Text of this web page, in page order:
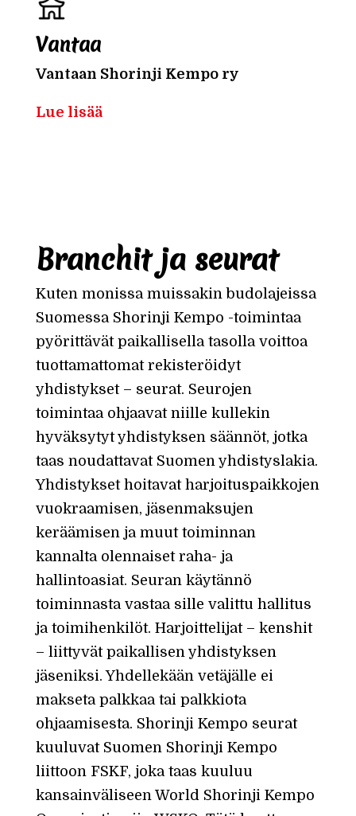
Vantaa
Vantaan Shorinji Kempo ry
Lue lisää
Branchit ja seurat
Kuten monissa muissakin budolajeissa
Suomessa Shorinji Kempo -toimintaa
pyörittävät paikallisella tasolla voittoa
tuottamattomat rekisteröidyt
yhdistykset – seurat. Seurojen
toimintaa ohjaavat niille kullekin
hyväksytyt yhdistyksen säännöt, jotka
taas noudattavat Suomen yhdistyslakia.
Yhdistykset hoitavat harjoituspaikkojen
vuokraamisen, jäsenmaksujen
keräämisen ja muut toiminnan
kannalta olennaiset raha- ja
hallintoasiat. Seuran käytännö
toiminnasta vastaa sille valittu hallitus
ja toimihenkilöt. Harjoittelijat – kenshit
– liittyvät paikallisen yhdistyksen
jäseniksi. Yhdellekään vetäjälle ei
makseta palkkaa tai palkkiota
ohjaamisesta. Shorinji Kempo seurat
kuuluvat Suomen Shorinji Kempo
liittoon FSKF, joka taas kuuluu
kansainväliseen World Shorinji Kempo